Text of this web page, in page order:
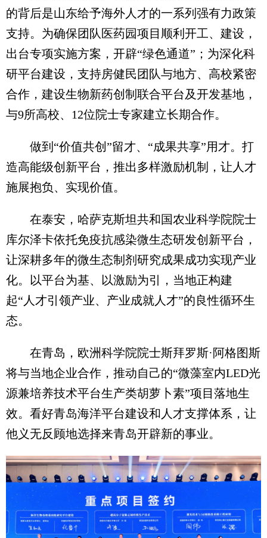
的背后是山东给予海外人才的一系列强有力政策
支持。为确保团队医药园项目顺利开工、建设，
出台专项实施方案，开辟“绿色通道”；为深化科
研平台建设，支持房健民团队与地方、高校紧密
合作，建设生物新药创制联合平台及开发基地，
与9所高校、12位院士专家建立长期合作。
做到“价值共创”留才、“成果共享”用才。打
造高能级创新平台，推出多样激励机制，让人才
施展抱负、实现价值。
在泰安，哈萨克斯坦共和国农业科学院院士
库尔泽卡依托免疫抗感染微生态研发创新平台，
让深耕多年的微生态制剂研究成果成功实现产业
化。以平台为基、以激励为引，当地正构建
起“人才引领产业、产业成就人才”的良性循环生
态。
在青岛，欧洲科学院院士斯拜罗斯·阿格图斯
将与当地企业合作，推动自己的“微藻室内LED光
源兼培养技术平台生产类胡萝卜素”项目落地生
效。看好青岛海洋平台建设和人才支撑体系，让
他义无反顾地选择来青岛开辟新的事业。